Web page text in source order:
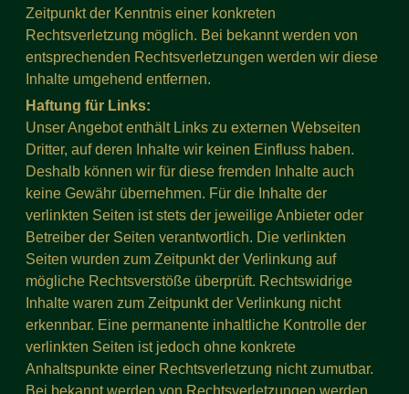
Zeitpunkt der Kenntnis einer konkreten
Rechtsverletzung möglich. Bei bekannt werden von
entsprechenden Rechtsverletzungen werden wir diese
Inhalte umgehend entfernen.
Haftung für Links:
Unser Angebot enthält Links zu externen Webseiten
Dritter, auf deren Inhalte wir keinen Einfluss haben.
Deshalb können wir für diese fremden Inhalte auch
keine Gewähr übernehmen. Für die Inhalte der
verlinkten Seiten ist stets der jeweilige Anbieter oder
Betreiber der Seiten verantwortlich. Die verlinkten
Seiten wurden zum Zeitpunkt der Verlinkung auf
mögliche Rechtsverstöße überprüft. Rechtswidrige
Inhalte waren zum Zeitpunkt der Verlinkung nicht
erkennbar. Eine permanente inhaltliche Kontrolle der
verlinkten Seiten ist jedoch ohne konkrete
Anhaltspunkte einer Rechtsverletzung nicht zumutbar.
Bei bekannt werden von Rechtsverletzungen werden